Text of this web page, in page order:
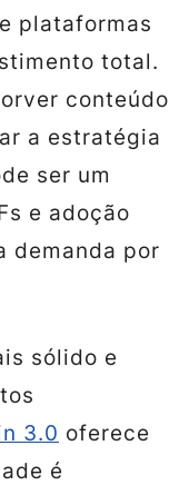
plataformas
total.
conteúdo
a estratégia
ser um
e adoção
demanda por
sólido e
3.0 oferece
é